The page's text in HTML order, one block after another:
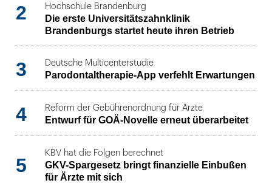
2 Hochschule Brandenburg
Die erste Universitätszahnklinik
Brandenburgs startet heute ihren Betrieb
3 Deutsche Multicenterstudie
Parodontaltherapie-App verfehlt Erwartungen
4 Reform der Gebührenordnung für Ärzte
Entwurf für GOÄ-Novelle erneut überarbeitet
5
KBV hat die Folgen berechnet
GKV-Spargesetz bringt finanzielle Einbußen
für Ärzte mit sich